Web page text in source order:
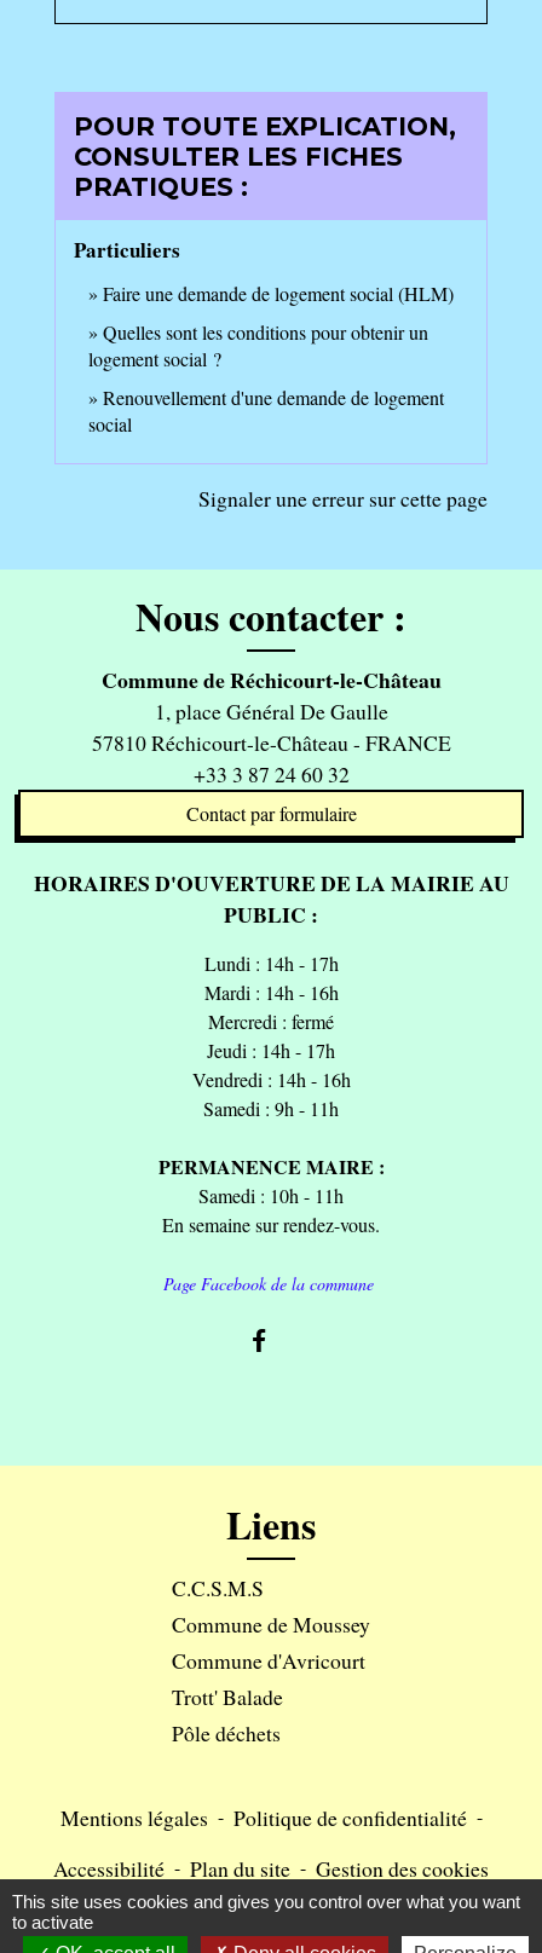
POUR TOUTE EXPLICATION,
CONSULTER LES FICHES
PRATIQUES :
Particuliers
Faire une demande de logement social (HLM)
Quelles sont les conditions pour obtenir un
logement social ?
Renouvellement d'une demande de logement
social
Signaler une erreur sur cette page
Nous contacter :
Commune de Réchicourt-le-Château
1, place Général De Gaulle
57810 Réchicourt-le-Château - FRANCE
+33 3 87 24 60 32
Contact par formulaire
HORAIRES D'OUVERTURE DE LA MAIRIE AU
PUBLIC :
Lundi : 14h - 17h
Mardi : 14h - 16h
Mercredi : fermé
Jeudi : 14h - 17h
Vendredi : 14h - 16h
Samedi : 9h - 11h
PERMANENCE MAIRE :
Samedi : 10h - 11h
En semaine sur rendez-vous.
Page Facebook de la commune
Liens
C.C.S.M.S
Commune de Moussey
Commune d'Avricourt
Trott' Balade
Pôle déchets
Mentions légales - Politique de confidentialité -
Accessibilité - Plan du site - Gestion des cookies
This site uses cookies and gives you control over what you want
to activate